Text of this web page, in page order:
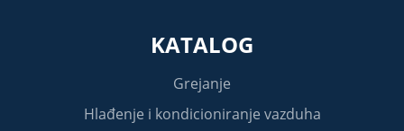
KATALOG
Grejanje
Hlađenje i kondicioniranje vazduha